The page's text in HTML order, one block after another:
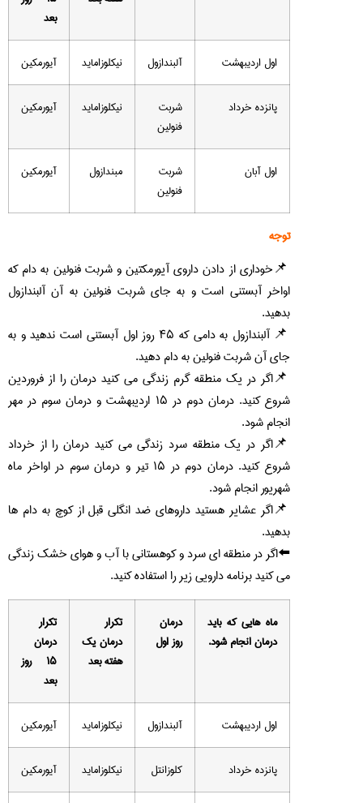
بعد
اول اردیبهشت آلبندازول نیکلوزاماید آیورمکین
پانزده خرداد
شربت
فنولین
نیکلوزاماید آیورمکین
اول آبان
شربت
فنولین
مبندازول آیورمکین
توجه
خوداری از دادن داروی آیورمکتین و شربت فنولین به دام که
اواخر آبستنی است و به جای شربت فنولین به آن آلبندازول
بدهید.
آلبندازول به دامی که ۴۵ روز اول آبستنی است ندهید و به
جای آن شربت فنولین به دام دهید.
اگر در یک منطقه گرم زندگی می کنید درمان را از فروردین
شروع کنید. درمان دوم در ۱۵ اردیبهشت و درمان سوم در مهر
انجام شود.
اگر در یک منطقه سرد زندگی می کنید درمان را از خرداد
شروع کنید. درمان دوم در ۱۵ تیر و درمان سوم در اواخر ماه
شهریور انجام شود.
اگر عشایر هستید داروهای ضد انگلی قبل از کوچ به دام ها
بدهید.
⬅️اگر در منطقه ای سرد و کوهستانی با آب و هوای خشک زندگی
می کنید برنامه دارویی زیر را استفاده کنید.
ماه هایی که باید
درمان انجام شود.
درمان
روز اول
تکرار
درمان یک
هفته بعد
تکرار
درمان
۱۵ روز
بعد
اول اردیبهشت آلبندازول نیکلوزاماید آیورمکین
پانزده خرداد کلوزانتل نیکلوزاماید آیورمکین